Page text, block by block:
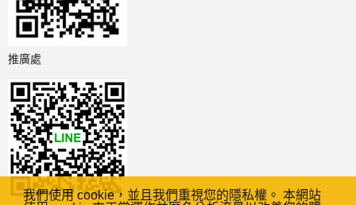
我們使用 cookie，並且我們重視您的隱私權。 本網站
推廣處